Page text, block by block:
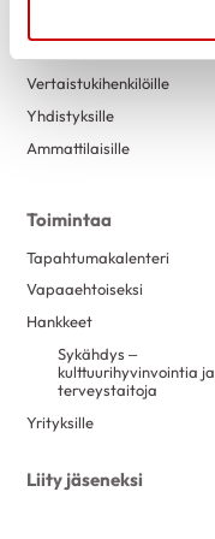
Sydänterveydestä
Vertaistukihenkilöille
Yhdistyksille
Ammattilaisille
Toimintaa
Tapahtumakalenteri
Vapaaehtoiseksi
Hankkeet
Sykähdys –
kulttuurihyvinvointia ja
terveystaitoja
Yrityksille
Liity jäseneksi